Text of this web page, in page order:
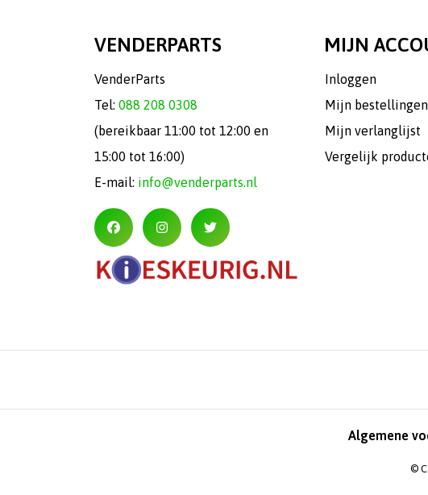
VENDERPARTS
VenderParts
Tel: 088 208 0308
(bereikbaar 11:00 tot 12:00 en
15:00 tot 16:00)
E-mail: info@venderparts.nl
MIJN
Inloggen
Mijn bestellingen
Mijn verlanglijst
Vergelijk
Algemene
©